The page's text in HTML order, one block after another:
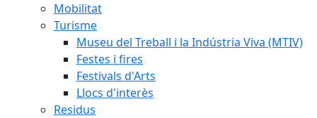
Mobilitat
Turisme
Museu del Treball i la Indústria Viva (MTIV)
Festes i fires
Festivals d'Arts
Llocs d'interès
Residus